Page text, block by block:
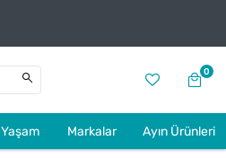
0
Markalar Ayın Ürünleri